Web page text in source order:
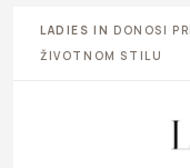
LADIES IN DONOSI
ŽIVOTNOM STILU